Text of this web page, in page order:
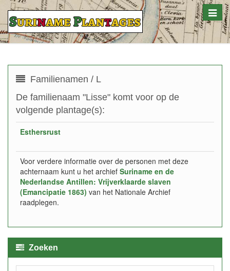
Toggle
Familienamen / L
De familienaam "Lisse" komt voor op de
volgende plantage(s):
Esthersrust
Voor verdere informatie over de personen met deze
achternaam kunt u het archief Suriname en de
Nederlandse Antillen: Vrijverklaarde slaven
(Emancipatie 1863) van het Nationale Archief
raadplegen.
Zoeken